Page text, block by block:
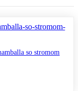
so stromom